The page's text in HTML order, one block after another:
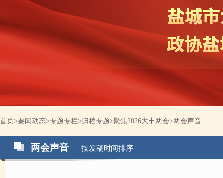
首页 >要闻动态>专题专栏>归档专题>聚焦2026大丰两会>两会声音
两会声音 按发稿时间排序